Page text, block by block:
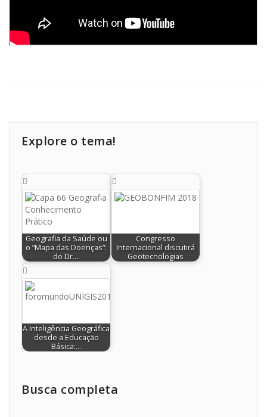
Explore o tema!
Geografia da Saúde ou
o “Mapa das Doenças”:
do Dr.…
Congresso
Internacional discutirá
Geotecnologias
A Inteligência Geográfica
desde a Educação
Básica:…
Busca completa